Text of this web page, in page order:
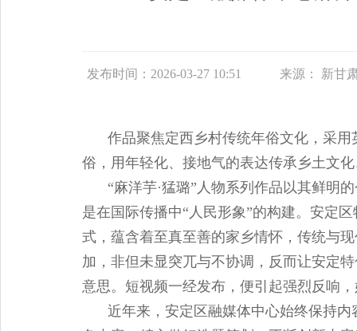
发布时间：2026-03-27 10:51 来源： 新甘
作品聚焦定西乡村传统年俗文化，采
俗，用年轻化、接地气的表达传承乡土文
“麻洋芋·猛璐”人物系列作品以其鲜明
是在国际传播中“人民形象”的构建。安定
式，蕴含着至真至善的家乡情怀，传统与
加，非但未显突兀与不协调，反而让安定
意思。短视频一经发布，便引起强烈反响
近年来，安定区融媒体中心始终保持